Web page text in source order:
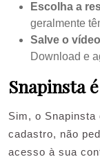
Escolha a
geralmente
Salve o
Download e
Snapinsta
Sim, o
cadastro, não
acesso à sua